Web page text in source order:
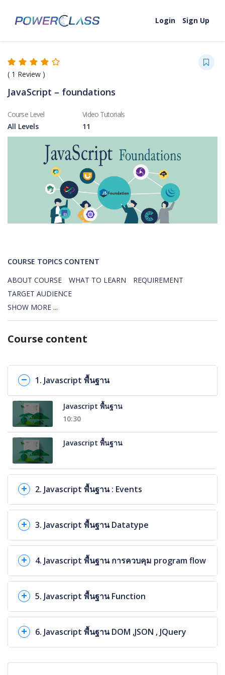
Login
Sign Up
( 1 Review )
JavaScript – foundations
Course Level
All Levels
Video Tutorials
11
COURSE TOPICS CONTENT
ABOUT COURSE
WHAT TO LEARN
REQUIREMENT
TARGET AUDIENCE
SHOW MORE ...
Course content
1. Javascript พื้นฐาน
Javascript พื้นฐาน
10:30
Javascript พื้นฐาน
2. Javascript พื้นฐาน : Events
3. Javascript พื้นฐาน Datatype
4. Javascript พื้นฐาน การควบคุม program flow
5. Javascript พื้นฐาน Function
6. Javascript พื้นฐาน DOM ,JSON , JQuery